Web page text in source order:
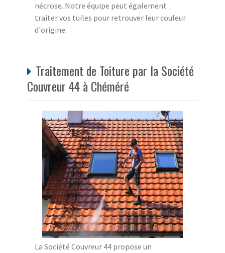
nécrose. Notre équipe peut également
traiter vos tuiles pour retrouver leur couleur
d'origine.
Traitement de Toiture par la Société
Couvreur 44 à Chéméré
La Société Couvreur 44 propose un